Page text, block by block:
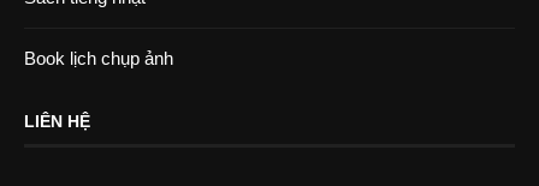
Book lịch chụp ảnh
LIÊN HỆ